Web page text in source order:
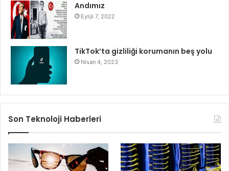
Andımız
Eylül 7, 2022
TikTok’ta gizliliği korumanın beş yolu
Nisan 4, 2023
Son Teknoloji Haberleri